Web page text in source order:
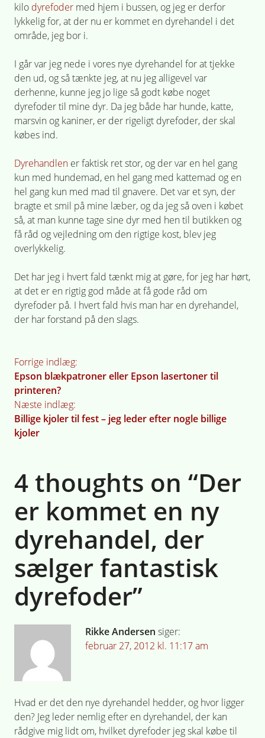
kilo dyrefoder med hjem i bussen, og jeg er derfor
lykkelig for, at der nu er kommet en dyrehandel i det
område, jeg bor i.
I går var jeg nede i vores nye dyrehandel for at tjekke
den ud, og så tænkte jeg, at nu jeg alligevel var
derhenne, kunne jeg jo lige så godt købe noget
dyrefoder til mine dyr. Da jeg både har hunde, katte,
marsvin og kaniner, er der rigeligt dyrefoder, der skal
købes ind.
Dyrehandlen er faktisk ret stor, og der var en hel gang
kun med hundemad, en hel gang med kattemad og en
hel gang kun med mad til gnavere. Det var et syn, der
bragte et smil på mine læber, og da jeg så oven i købet
så, at man kunne tage sine dyr med hen til butikken og
få råd og vejledning om den rigtige kost, blev jeg
overlykkelig.
Det har jeg i hvert fald tænkt mig at gøre, for jeg har hørt,
at det er en rigtig god måde at få gode råd om
dyrefoder på. I hvert fald hvis man har en dyrehandel,
der har forstand på den slags.
Indlægsnavigation
Forrige indlæg:
Epson blækpatroner eller Epson lasertoner til
printeren?
Næste indlæg:
Billige kjoler til fest – jeg leder efter nogle billige
kjoler
4 thoughts on “Der
er kommet en ny
dyrehandel, der
sælger fantastisk
dyrefoder”
Rikke Andersen siger:
februar 27, 2012 kl. 11:17 am
Hvad er det den nye dyrehandel hedder, og hvor ligger
den? Jeg leder nemlig efter en dyrehandel, der kan
rådgive mig lidt om, hvilket dyrefoder jeg skal købe til